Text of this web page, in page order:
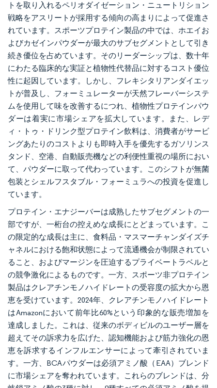
トを取り入れるペリオダイゼーション・ニュートリション
戦略をアスリートが採用する傾向の高まりによって促進さ
れています。スポーツプロテイン製品の中では、ホエイお
よびカゼインパウダーが最大のサブセグメントとして引き
続き優位を占めています。そのリーダーシップは、数十年
にわたる臨床的な実証と植物性代替品に対するコスト優位
性に起因しています。しかし、フレキシタリアンダイエッ
トが普及し、フォーミュレーターが天然フレーバーシステ
ムを使用して味を改善するにつれ、植物性プロテインパウ
ダーは着実に市場シェアを拡大しています。また、レデ
ィ・トゥ・ドリンク型プロテイン飲料は、消費者がサービ
ングあたりのコストよりも即時入手を優先するガソリンス
タンド、空港、自動販売機などの利便性重視の場所におい
て、パウダーに取って代わっています。このシフトが無菌
包装とシェルフスタブル・フォーミュラへの投資を促進し
ています。
プロテイン・エナジーバーは成熟したサブセグメントの一
部ですが、一桁台の控えめな成長にとどまっています。こ
の限定的な成長は主に、食料品・マスマーチャンダイズチ
ャネルにおける飽和状態によって流通機会が制限されてい
ること、およびマージンを圧迫するプライベートラベルと
の競争激化によるものです。一方、スポーツ非プロテイン
製品はクレアチンモノハイドレートの受容度の拡大から恩
恵を受けています。2024年、クレアチンモノハイドレート
はAmazonにおいて前年比60%という印象的な販売増加を
達成しました。これは、従来のボディビルのユーザー層を
超えてその訴求力を広げた、認知機能および筋力強化の恩
恵を訴求するインフルエンサーによって牽引されていま
す。一方、BCAパウダーは必須アミノ酸（EAA）ブレンド
に市場シェアを奪われています。これらのブレンドは、分